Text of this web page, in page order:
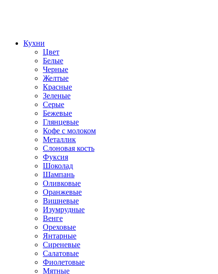
Кухни
Цвет
Белые
Черные
Желтые
Красные
Зеленые
Серые
Бежевые
Глянцевые
Кофе с молоком
Металлик
Слоновая кость
Фуксия
Шоколад
Шампань
Оливковые
Оранжевые
Вишневые
Изумрудные
Венге
Ореховые
Янтарные
Сиреневые
Салатовые
Фиолетовые
Мятные